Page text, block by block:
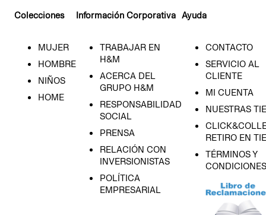
Colecciones
MUJER
HOMBRE
NIÑOS
HOME
Información Corporativa
TRABAJAR EN
H&M
ACERCA DEL
GRUPO H&M
RESPONSABILIDAD
SOCIAL
PRENSA
RELACIÓN CON
INVERSIONISTAS
POLÍTICA
EMPRESARIAL
Ayuda
CONTACTO
SERVICIO AL
CLIENTE
MI CUENTA
NUESTRAS
RETIRO EN
TÉRMINOS Y
CONDICIONES